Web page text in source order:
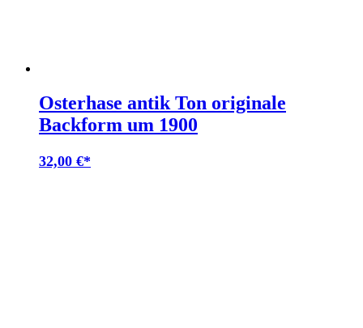
Osterhase antik Ton originale
Backform um 1900
32,00 €